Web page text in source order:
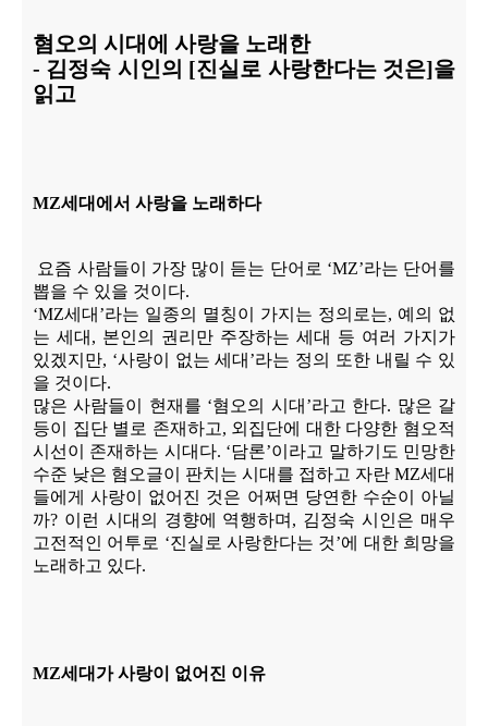
혐오의 시대에 사랑을 노래한
- 김정숙 시인의 [진실로 사랑한다는 것은]을
읽고
MZ세대에서 사랑을 노래하다
요즘 사람들이 가장 많이 듣는 단어로 ‘MZ’라는 단어를
뽑을 수 있을 것이다.
‘MZ세대 ’라는 일종의 멸칭이 가지는 정의로는, 예의 없
는 세대 , 본인의 권리만 주장하는 세대 등 여러 가지가
있겠지만, ‘사랑이 없는 세대 ’라는 정의 또한 내릴 수 있
을 것이다.
많은 사람들이 현재를 ‘혐오의 시대 ’라고 한다. 많은 갈
등이 집단 별로 존재하고, 외집단에 대한 다양한 혐오적
시선이 존재하는 시대다. ‘담론’이라고 말하기도 민망한
수준 낮은 혐오글이 판치는 시대를 접하고 자란 MZ세대
들에게 사랑이 없어진 것은 어쩌면 당연한 수순이 아닐
까? 이런 시대의 경향에 역행하며 , 김정숙 시인은 매우
고전적인 어투로 ‘진실로 사랑한다는 것’에 대한 희망을
노래하고 있다.
MZ세대가 사랑이 없어진 이유